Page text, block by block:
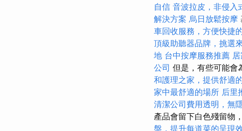
自信 音波拉皮，非侵入
解決方案 烏日放鬆按摩
車回收服務，方便快捷
頂級助聽器品牌，挑選
地 台中按摩服務推薦
公司 但是，有些可能會
和護理之家，提供舒適
家中最舒適的場所 后里
清潔公司費用透明，無
產品會留下白色殘留物
盤，提升每道菜的呈現